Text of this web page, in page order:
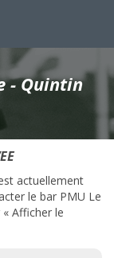
- Quintin
actuellement
le bar PMU Le
Afficher le